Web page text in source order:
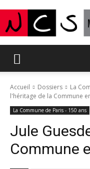
Accueil Dossiers La
l'héritage de la Commune
La Commune de Paris - 150 ans
Jule
Commune